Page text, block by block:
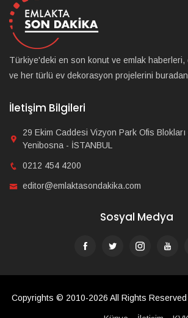
Türkiye'deki en son konut ve emlak haberleri,
ve her türlü ev dekorasyon projelerini
İletişim Bilgileri
29 Ekim Caddesi Vizyon Park Ofis
Yenibosna - İSTANBUL
0212 454 4200
editor@emlaktasondakika.com
Sosyal Medya
Copyrights © 2010-2026 All Rights Reserved